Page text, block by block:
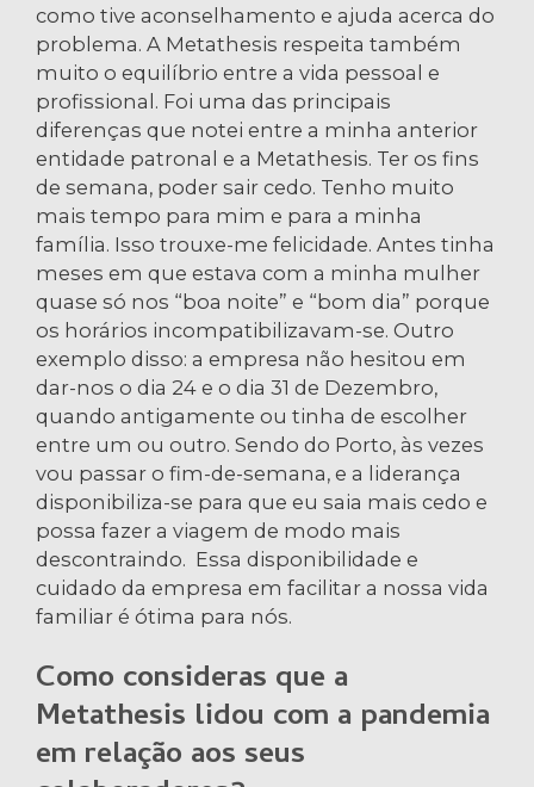
como tive aconselhamento e ajuda acerca do
problema. A Metathesis respeita também
muito o equilíbrio entre a vida pessoal e
profissional. Foi uma das principais
diferenças que notei entre a minha anterior
entidade patronal e a Metathesis. Ter os fins
de semana, poder sair cedo. Tenho muito
mais tempo para mim e para a minha
família. Isso trouxe-me felicidade. Antes tinha
meses em que estava com a minha mulher
quase só nos “boa noite” e “bom dia” porque
os horários incompatibilizavam-se. Outro
exemplo disso: a empresa não hesitou em
dar-nos o dia 24 e o dia 31 de Dezembro,
quando antigamente ou tinha de escolher
entre um ou outro. Sendo do Porto, às vezes
vou passar o fim-de-semana, e a liderança
disponibiliza-se para que eu saia mais cedo e
possa fazer a viagem de modo mais
descontraindo. Essa disponibilidade e
cuidado da empresa em facilitar a nossa vida
familiar é ótima para nós.
Como consideras que a
Metathesis lidou com a pandemia
em relação aos seus